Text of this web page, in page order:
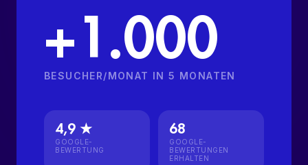
+1.000
BESUCHER/MONAT IN 5 MONATEN
4,9 ★
GOOGLE-
BEWERTUNG
68
GOOGLE-
BEWERTUNGEN
ERHALTEN